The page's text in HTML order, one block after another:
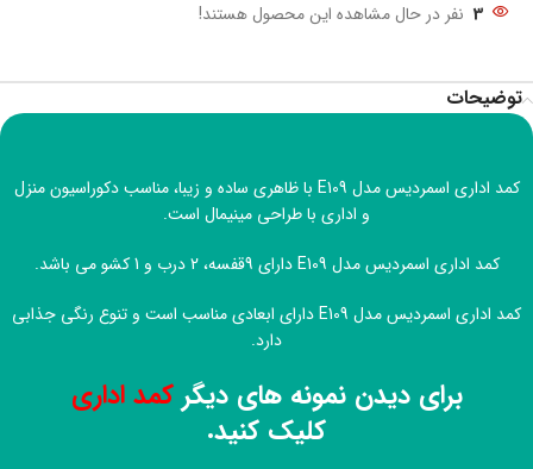
3 نفر در حال مشاهده این محصول هستند!
توضیحات
کمد اداری اسمردیس مدل E109 با ظاهری ساده و زیبا، مناسب دکوراسیون منزل
و اداری با طراحی مینیمال است.
کمد اداری اسمردیس مدل E109 دارای 9قفسه، 2 درب و 1 کشو می باشد.
کمد اداری اسمردیس مدل E109 دارای ابعادی مناسب است و تنوع رنگی جذابی
دارد.
برای دیدن نمونه های دیگرکمد اداری
کلیک کنید.